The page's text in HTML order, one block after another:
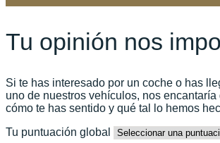
Tu opinión nos
Si te has interesado por un coche o has
uno de nuestros vehículos, nos
cómo te has sentido y qué tal lo hemos
Tu puntuación global